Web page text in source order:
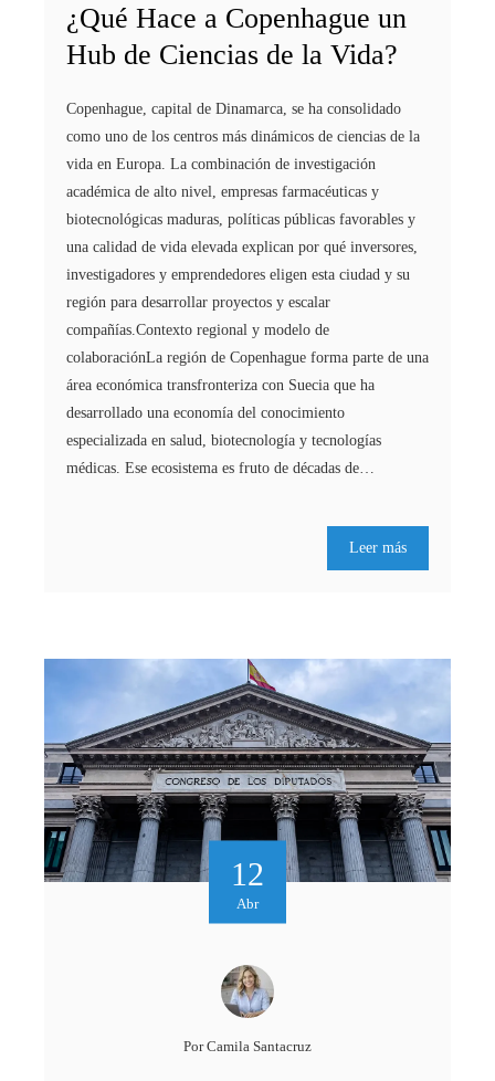
¿Qué Hace a Copenhague un
Hub de Ciencias de la Vida?
Copenhague, capital de Dinamarca, se ha consolidado
como uno de los centros más dinámicos de ciencias de la
vida en Europa. La combinación de investigación
académica de alto nivel, empresas farmacéuticas y
biotecnológicas maduras, políticas públicas favorables y
una calidad de vida elevada explican por qué inversores,
investigadores y emprendedores eligen esta ciudad y su
región para desarrollar proyectos y escalar
compañías.Contexto regional y modelo de
colaboraciónLa región de Copenhague forma parte de una
área económica transfronteriza con Suecia que ha
desarrollado una economía del conocimiento
especializada en salud, biotecnología y tecnologías
médicas. Ese ecosistema es fruto de décadas de…
Leer más
12
Abr
PorCamila Santacruz